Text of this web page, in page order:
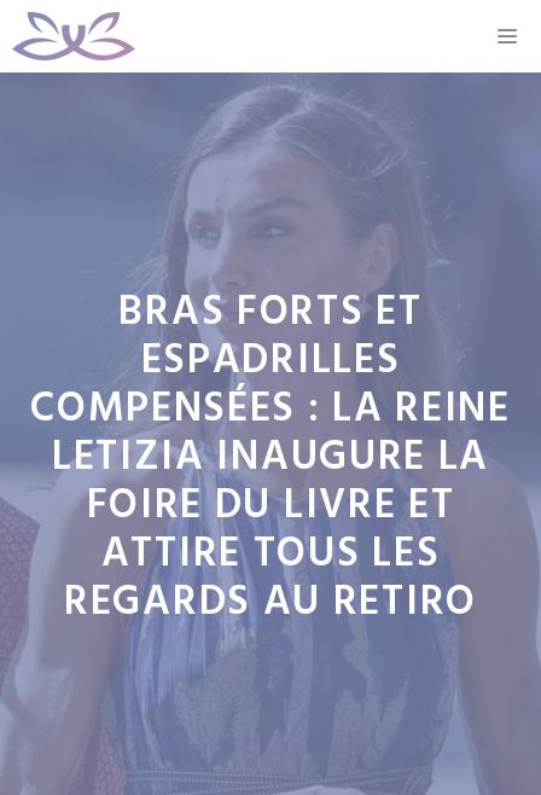
Aller
au
BRAS FORTS ET
ESPADRILLES
COMPENSÉES : LA REINE
LETIZIA INAUGURE LA
FOIRE DU LIVRE ET
ATTIRE TOUS LES
REGARDS AU RETIRO